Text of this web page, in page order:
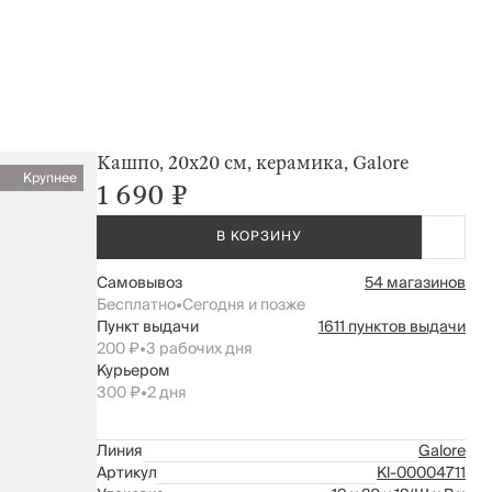
Крупнее
Кашпо, 20х20 см, керамика, Galore
1 690 ₽
В КОРЗИНУ
Самовывоз
54 магазинов
Бесплатно•Сегодня и позже
Пункт выдачи
1611 пунктов выдачи
200 ₽•3 рабочих дня
Курьером
300 ₽•2 дня
Линия
Galore
Артикул
Kl-00004711